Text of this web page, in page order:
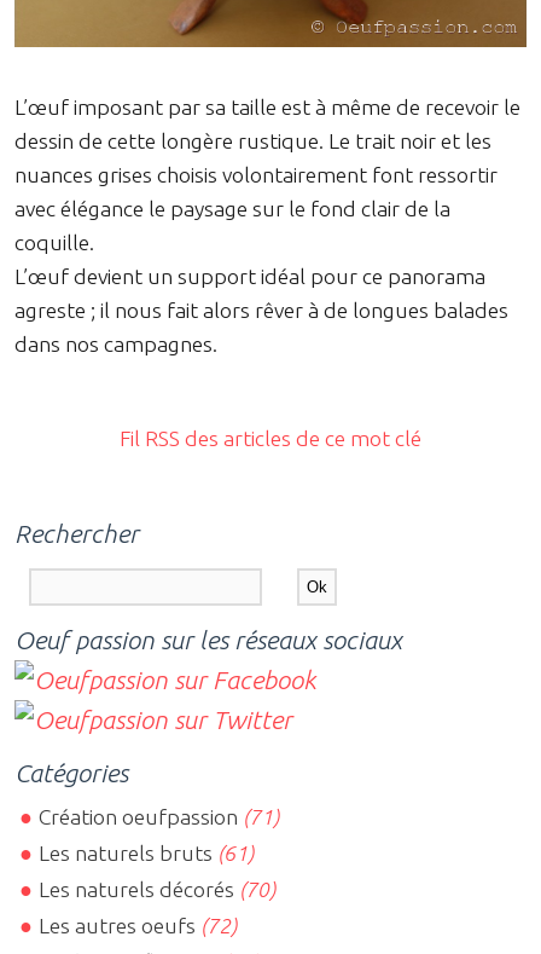
L’œuf imposant par sa taille est à même de recevoir le
dessin de cette longère rustique. Le trait noir et les
nuances grises choisis volontairement font ressortir
avec élégance le paysage sur le fond clair de la
coquille.
L’œuf devient un support idéal pour ce panorama
agreste ; il nous fait alors rêver à de longues balades
dans nos campagnes.
Fil RSS des articles de ce mot clé
Rechercher
Oeuf passion sur les réseaux sociaux
Catégories
Création oeufpassion (71)
Les naturels bruts (61)
Les naturels décorés (70)
Les autres oeufs (72)